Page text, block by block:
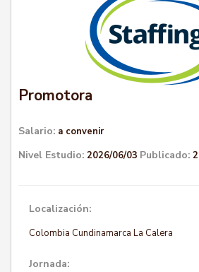
Promotora
Salario: a convenir
Nivel Estudio: 2026/06/03 Publicado:
Localización:
Colombia Cundinamarca La Calera
Jornada: